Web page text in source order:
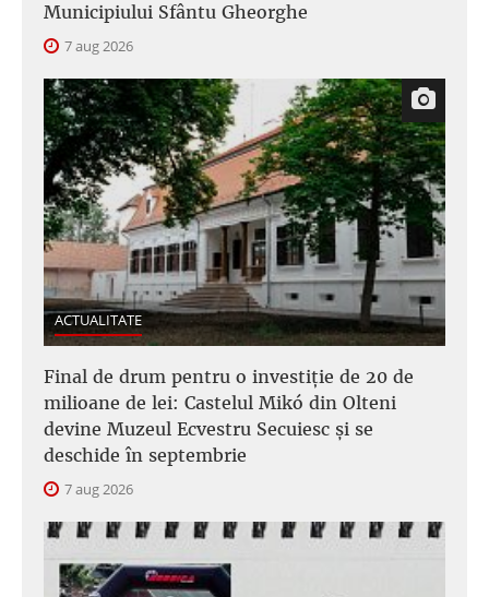
Municipiului Sfântu Gheorghe
7 aug 2026
ACTUALITATE
Final de drum pentru o investiție de 20 de
milioane de lei: Castelul Mikó din Olteni
devine Muzeul Ecvestru Secuiesc și se
deschide în septembrie
7 aug 2026